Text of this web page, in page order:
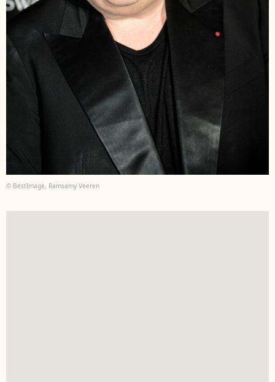
© BestImage, Ramsamy Veeren